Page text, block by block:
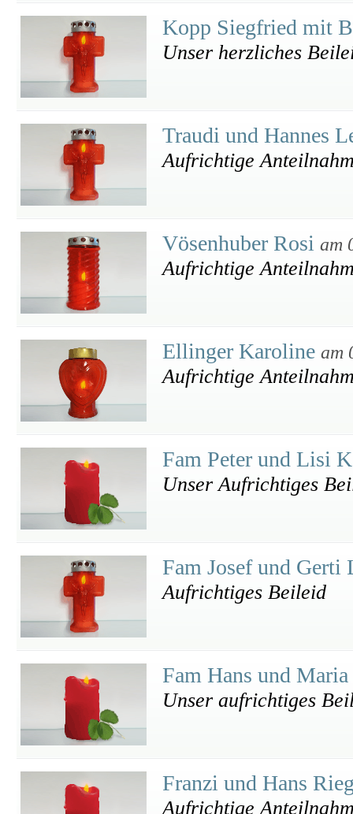
Kopp Siegfried mit
Unser herzliches
Traudi und Hannes
Aufrichtige
Vösenhuber Rosi am
Aufrichtige
Ellinger Karoline am
Aufrichtige
Fam Peter und Lisi
Unser Aufrichtiges
Fam Josef und Gerti
Aufrichtiges Beileid
Fam Hans und
Unser aufrichtiges
Franzi und Hans
Aufrichtige